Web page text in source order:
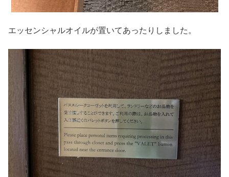
エッセンシャルオイルが置いてあったりしました。